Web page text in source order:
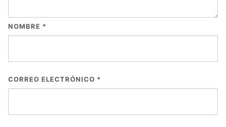
NOMBRE *
CORREO ELECTRÓNICO *